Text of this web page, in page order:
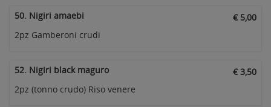
50. Nigiri amaebi
€ 5,00
2pz Gamberoni crudi
52. Nigiri black maguro
€ 3,50
2pz (tonno crudo) Riso venere